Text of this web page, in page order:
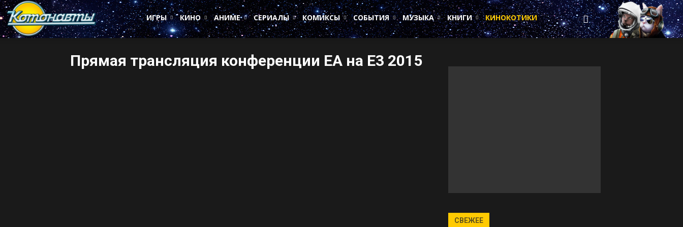
Котонавты
ИГРЫ
КИНО АНИМЕ СЕРИАЛЫ КОМИКСЫ СОБЫТИЯ МУЗЫКА КНИГИ КИНОКОТИКИ
Прямая трансляция конференции EA на E3 2015
СВЕЖЕЕ